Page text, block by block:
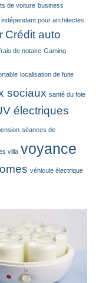
de voiture business
pour architectes
Crédit auto
de notaire Gaming
localisation de fuite
sociaux santé du foie
électriques
séances de
villa voyance
véhicule électrique